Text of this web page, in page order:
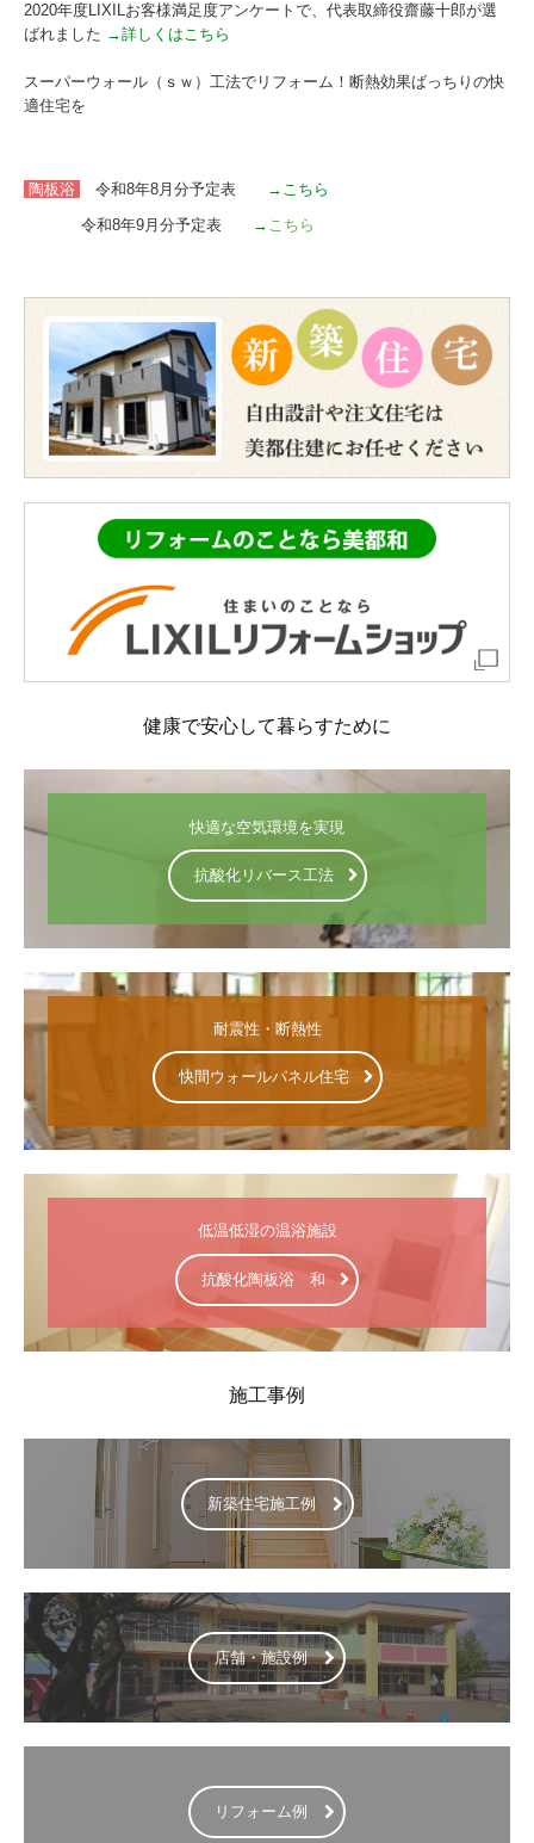
2020年度LIXILお客様満足度アンケートで、代表取締役齋藤十郎が選
ばれました →詳しくはこちら
スーパーウォール（ｓｗ）工法でリフォーム！断熱効果ばっちりの快
適住宅を
陶板浴 令和8年8月分予定表
→こちら
令和8年9月分予定表
→ こちら
健康で安心して暮らすために
快適な空気環境を実現
抗酸化リバース工法
耐震性・断熱性
快間ウォールパネル住宅
低温低湿の温浴施設
抗酸化陶板浴 和
施工事例
新築住宅施工例
店舗・施設例
リフォーム例